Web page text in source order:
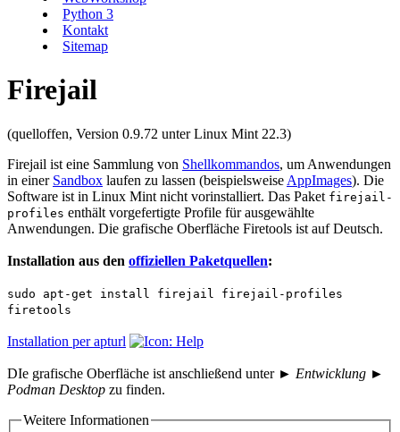
Python 3
Kontakt
Sitemap
Firejail
(quelloffen, Version 0.9.72 unter Linux Mint 22.3)
Firejail ist eine Sammlung von Shellkommandos, um Anwendungen
in einer Sandbox laufen zu lassen (beispielsweise AppImages). Die
Software ist in Linux Mint nicht vorinstalliert. Das Paket firejail-
profiles enthält vorgefertigte Profile für ausgewählte
Anwendungen. Die grafische Oberfläche Firetools ist auf Deutsch.
Installation aus den offiziellen Paketquellen:
sudo apt-get install firejail firejail-profiles
firetools
Installation per apturl
DIe grafische Oberfläche ist anschließend unter ► Entwicklung ►
Podman Desktop zu finden.
Weitere Informationen